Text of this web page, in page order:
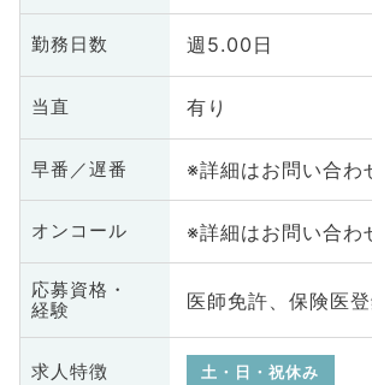
勤務日数 週5.00日
当直 有り
早番／遅番 ※詳細はお問い合わ
オンコール ※詳細はお問い合わ
応募資格・
経験
医師免許、保険医
求人特徴 土・日・祝休み